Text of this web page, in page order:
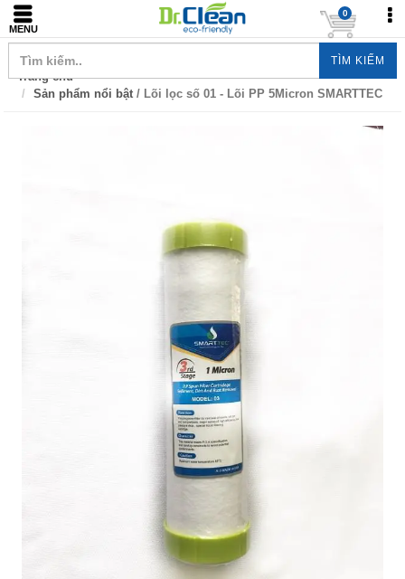
MENU
TÌM KIẾM
0
Trang chủ
Sản phẩm nổi bật/ Lõi lọc số 01 - Lõi PP 5Micron SMARTTEC